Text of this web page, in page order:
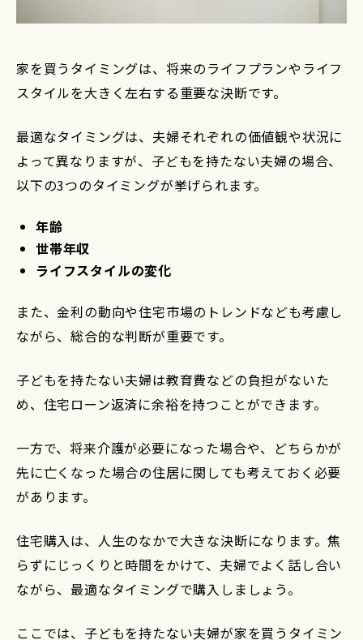
家を買うタイミングは、将来のライフプランやライフ
スタイルを大きく左右する重要な決断です。
最適なタイミングは、夫婦それぞれの価値観や状況に
よって異なりますが、子どもを持たない夫婦の場合、
以下の3つのタイミングが挙げられます。
年齢
世帯年収
ライフスタイルの変化
また、金利の動向や住宅市場のトレンドなども考慮し
ながら、総合的な判断が重要です。
子どもを持たない夫婦は教育費などの負担がないた
め、住宅ローン返済に余裕を持つことができます。
一方で、将来介護が必要になった場合や、どちらかが
先に亡くなった場合の住居に関しても考えておく必要
があります。
住宅購入は、人生のなかで大きな決断になります。焦
らずにじっくりと時間をかけて、夫婦でよく話し合い
ながら、最適なタイミングで購入しましょう。
ここでは、子どもを持たない夫婦が家を買うタイミン